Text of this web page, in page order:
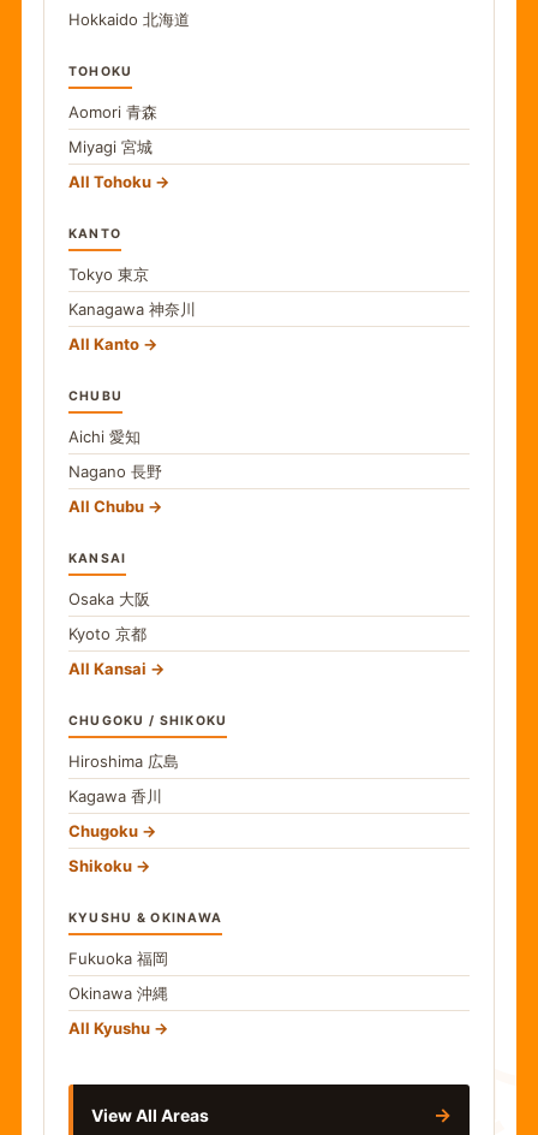
食
Hokkaido 北海道
TOHOKU
Aomori 青森
Miyagi 宮城
All Tohoku
KANTO
Tokyo 東京
Kanagawa 神奈川
All Kanto
CHUBU
Aichi 愛知
Nagano 長野
All Chubu
KANSAI
Osaka 大阪
Kyoto 京都
All Kansai
CHUGOKU / SHIKOKU
Hiroshima 広島
Kagawa 香川
Chugoku
Shikoku
KYUSHU & OKINAWA
Fukuoka 福岡
Okinawa 沖縄
All Kyushu
View All Areas →